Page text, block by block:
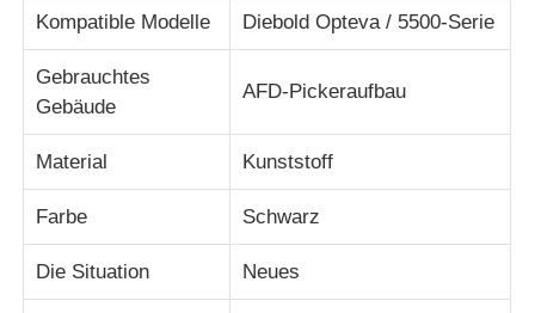
Über uns
Fabrik Tour
Qualitätskontrolle
Kontakt
Kompatible Modelle Diebold Opteva / 5500-Serie
Gebrauchtes
Gebäude
AFD-Pickeraufbau
Material Kunststoff
Farbe Schwarz
Die Situation Neues